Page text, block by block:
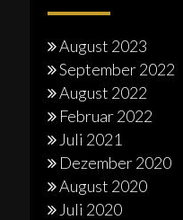
August 2023
September 2022
August 2022
Februar 2022
Juli 2021
Dezember 2020
August 2020
Juli 2020